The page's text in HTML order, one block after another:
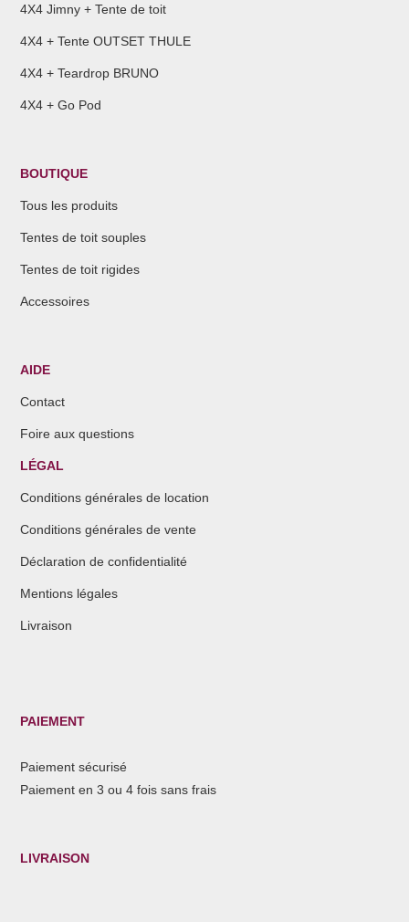
4X4 Jimny + Tente de toit
4X4 + Tente OUTSET THULE
4X4 + Teardrop BRUNO
4X4 + Go Pod
BOUTIQUE
Tous les produits
Tentes de toit souples
Tentes de toit rigides
Accessoires
AIDE
Contact
Foire aux questions
LÉGAL
Conditions générales de location
Conditions générales de vente
Déclaration de confidentialité
Mentions légales
Livraison
PAIEMENT
Paiement sécurisé
Paiement en 3 ou 4 fois sans frais
LIVRAISON